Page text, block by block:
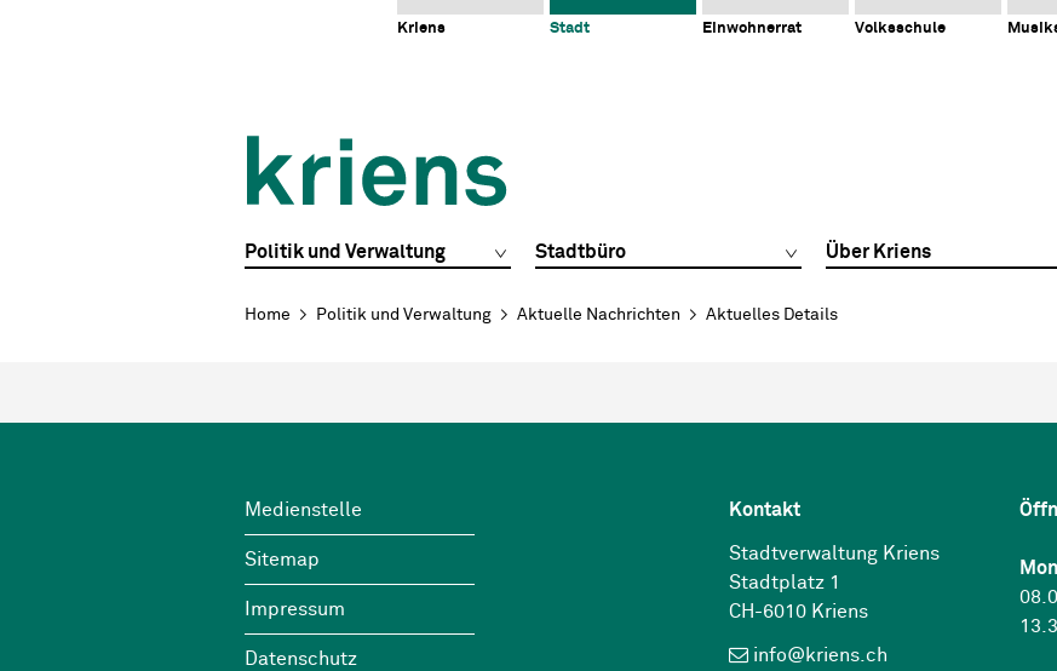
Navigieren in Kriens
Kriens Stadt Einwohnerrat Volksschule
Hauptnavigation
Politik und Verwaltung Stadtbüro Über Kriens
Breadcrumb
Home Politik und Verwaltung Aktuelle Nachrichten Aktuelles Details
Wichtige Links
Medienstelle
Sitemap
Impressum
Datenschutz
Kontakt
Stadtverwaltung Kriens
Stadtplatz 1
CH-6010 Kriens
info@kriens.ch